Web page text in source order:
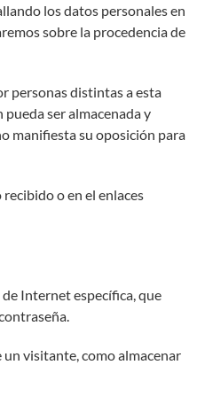
los datos personales en
sobre la procedencia de
personas distintas a esta
ser almacenada y
manifiesta su oposición para
o en el enlaces
Internet específica, que
visitante, como almacenar